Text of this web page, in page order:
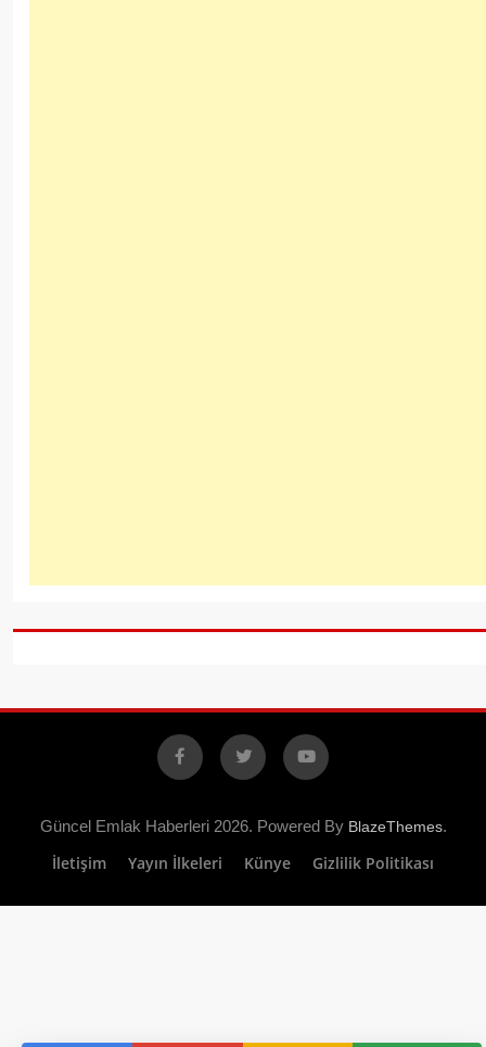
Facebook
X YouTube
Güncel Emlak Haberleri 2026. Powered By BlazeThemes.
İletişim Yayın İlkeleri Künye Gizlilik Politikası